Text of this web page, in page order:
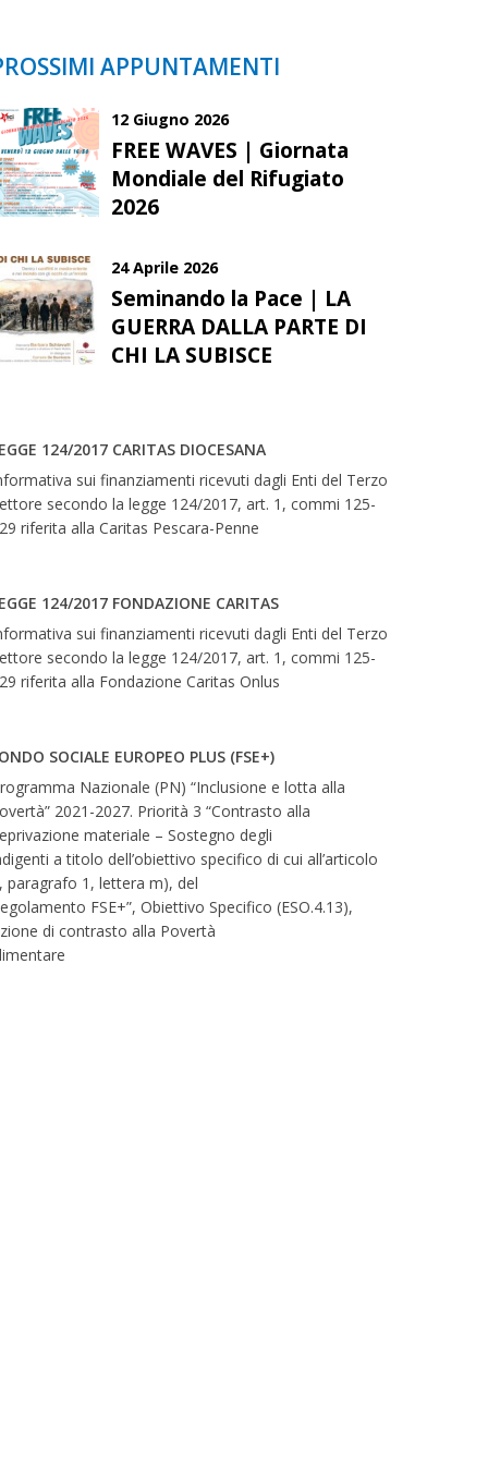
APPUNTAMENTI
12 Giugno 2026
FREE WAVES | Giornata
Mondiale del Rifugiato
2026
24 Aprile 2026
Seminando la Pace | LA
GUERRA DALLA PARTE DI
CHI LA SUBISCE
124/2017 CARITAS DIOCESANA
sui finanziamenti ricevuti dagli Enti del Terzo
secondo la legge 124/2017, art. 1, commi 125-
riferita alla Caritas Pescara-Penne
124/2017 FONDAZIONE CARITAS
sui finanziamenti ricevuti dagli Enti del Terzo
secondo la legge 124/2017, art. 1, commi 125-
riferita alla Fondazione Caritas Onlus
SOCIALE EUROPEO PLUS (FSE+)
Nazionale (PN) “Inclusione e lotta alla
2021-2027. Priorità 3 “Contrasto alla
materiale – Sostegno degli
a titolo dell’obiettivo specifico di cui all’articolo
paragrafo 1, lettera m), del
FSE+”, Obiettivo Specifico (ESO.4.13),
di contrasto alla Povertà